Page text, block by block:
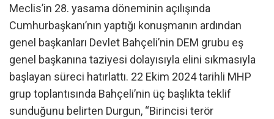
Meclis’in 28. yasama döneminin açılışında
Cumhurbaşkanı’nın yaptığı konuşmanın ardından
genel başkanları Devlet Bahçeli’nin DEM grubu eş
genel başkanına taziyesi dolayısıyla elini sıkmasıyla
başlayan süreci hatırlattı. 22 Ekim 2024 tarihli MHP
grup toplantısında Bahçeli’nin üç başlıkta teklif
sunduğunu belirten Durgun, “Birincisi terör